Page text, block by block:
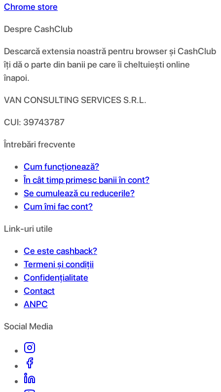
Chrome store
Despre CashClub
Descarcă extensia noastră pentru browser și CashClub
îți dă o parte din banii pe care îi cheltuiești online
înapoi.
VAN CONSULTING SERVICES S.R.L.
CUI: 39743787
Întrebări frecvente
Cum funcționează?
În cât timp primesc banii în cont?
Se cumulează cu reducerile?
Cum îmi fac cont?
Link-uri utile
Ce este cashback?
Termeni și condiții
Confidențialitate
Contact
ANPC
Social Media